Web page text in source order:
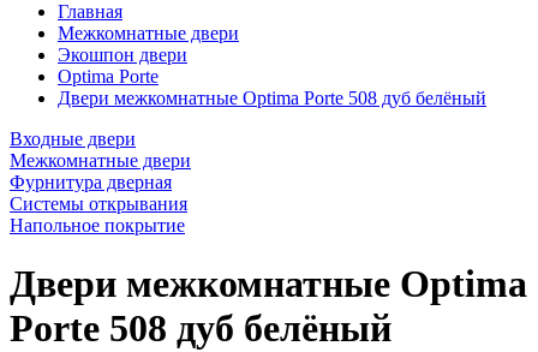
Главная
Межкомнатные двери
Экошпон двери
Optima Porte
Двери межкомнатные Optima Porte 508 дуб белёный
Входные двери
Межкомнатные двери
Фурнитура дверная
Системы открывания
Напольное покрытие
Двери межкомнатные Optima
Porte 508 дуб белёный